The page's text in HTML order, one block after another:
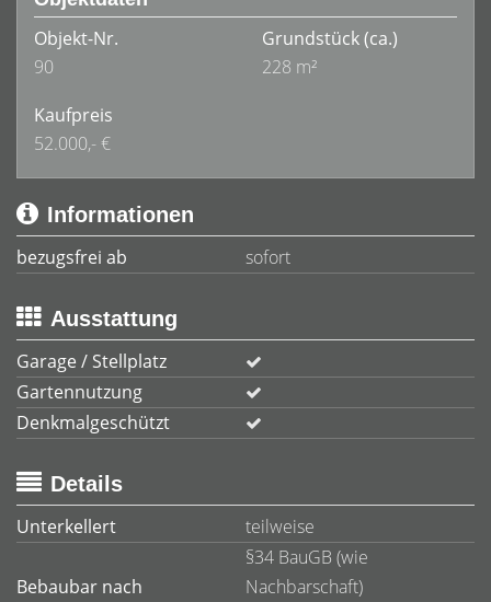
Objekt-Nr.
90
Grundstück(ca.)
228 m²
Kaufpreis
52.000,- €
Informationen
bezugsfrei ab
sofort
Ausstattung
Garage / Stellplatz
Gartennutzung
Denkmalgeschützt
Details
Unterkellert
teilweise
Bebaubar nach
§34 BauGB (wie
Nachbarschaft)